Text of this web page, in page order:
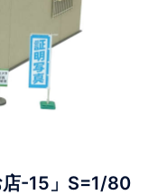
店-15」S=1/80